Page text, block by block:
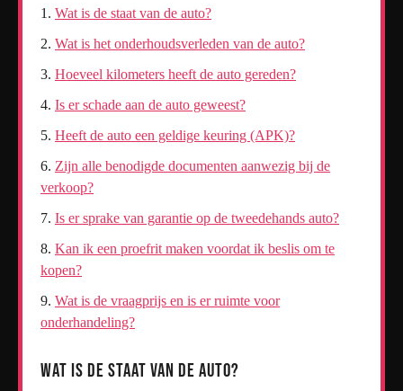
Wat is de staat van de auto?
Wat is het onderhoudsverleden van de auto?
Hoeveel kilometers heeft de auto gereden?
Is er schade aan de auto geweest?
Heeft de auto een geldige keuring (APK)?
Zijn alle benodigde documenten aanwezig bij de
verkoop?
Is er sprake van garantie op de tweedehands auto?
Kan ik een proefrit maken voordat ik beslis om te
kopen?
Wat is de vraagprijs en is er ruimte voor
onderhandeling?
Wat is de staat van de auto?